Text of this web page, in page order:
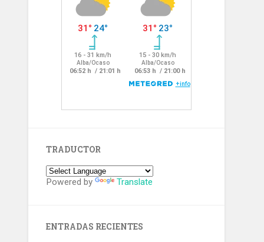
TRADUCTOR
Powered by Translate
ENTRADAS RECIENTES